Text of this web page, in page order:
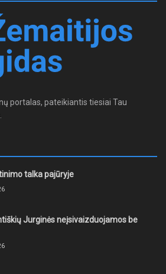
portalas, pateikiantis tiesiai Tau
talka pajūryje
Jurginės neįsivaizduojamos be